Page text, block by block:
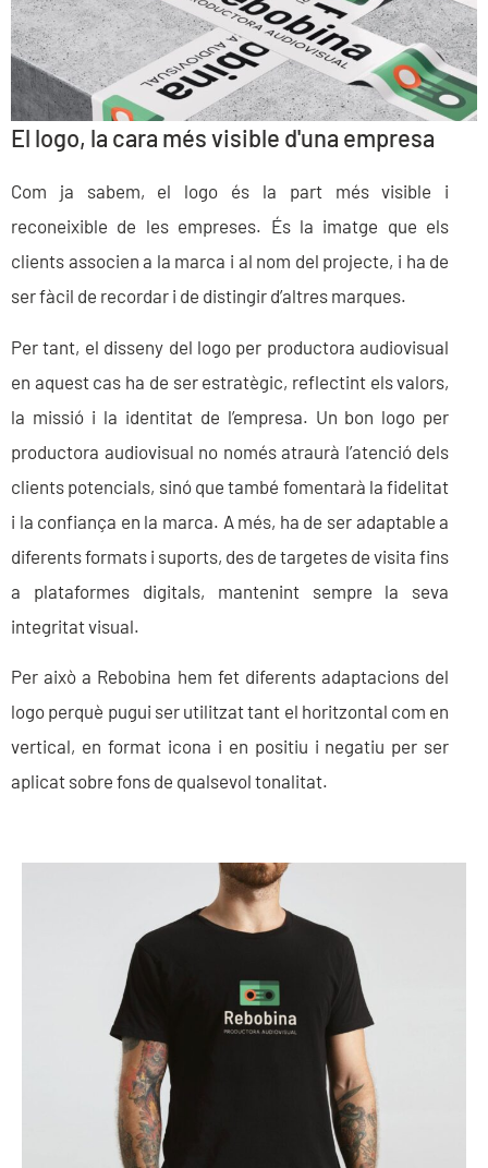
El logo, la cara més visible d'una empresa
Com ja sabem, el logo és la part més visible i
reconeixible de les empreses. És la imatge que els
clients associen a la marca i al nom del projecte, i ha de
ser fàcil de recordar i de distingir d’altres marques.
Per tant, el disseny del logo per productora audiovisual
en aquest cas ha de ser estratègic, reflectint els valors,
la missió i la identitat de l’empresa. Un bon logo per
productora audiovisual no només atraurà l’atenció dels
clients potencials, sinó que també fomentarà la fidelitat
i la confiança en la marca. A més, ha de ser adaptable a
diferents formats i suports, des de targetes de visita fins
a plataformes digitals, mantenint sempre la seva
integritat visual.
Per això a Rebobina hem fet diferents adaptacions del
logo perquè pugui ser utilitzat tant el horitzontal com en
vertical, en format icona i en positiu i negatiu per ser
aplicat sobre fons de qualsevol tonalitat.